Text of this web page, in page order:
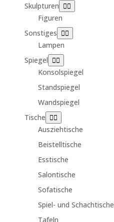
Skulpturen
Figuren
Sonstiges
Lampen
Spiegel
Konsolspiegel
Standspiegel
Wandspiegel
Tische
Ausziehtische
Beistelltische
Esstische
Salontische
Sofatische
Spiel- und Schachtische
Tafeln